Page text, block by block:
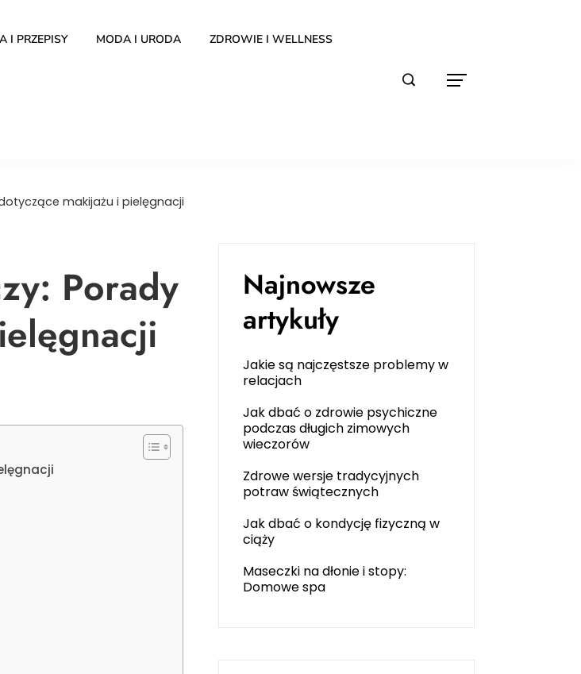
I PRZEPISY MODA I URODA ZDROWIE I WELLNESS
makijażu i pielęgnacji
Porady
Najnowsze
artykuły
Jakie są najczęstsze problemy w
relacjach
Jak dbać o zdrowie psychiczne
podczas długich zimowych
wieczorów
Zdrowe wersje tradycyjnych
potraw świątecznych
Jak dbać o kondycję fizyczną w
ciąży
Maseczki na dłonie i stopy:
Domowe spa